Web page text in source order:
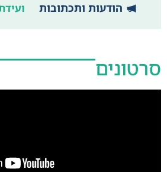
הודעות ותכתובות
סרטונים